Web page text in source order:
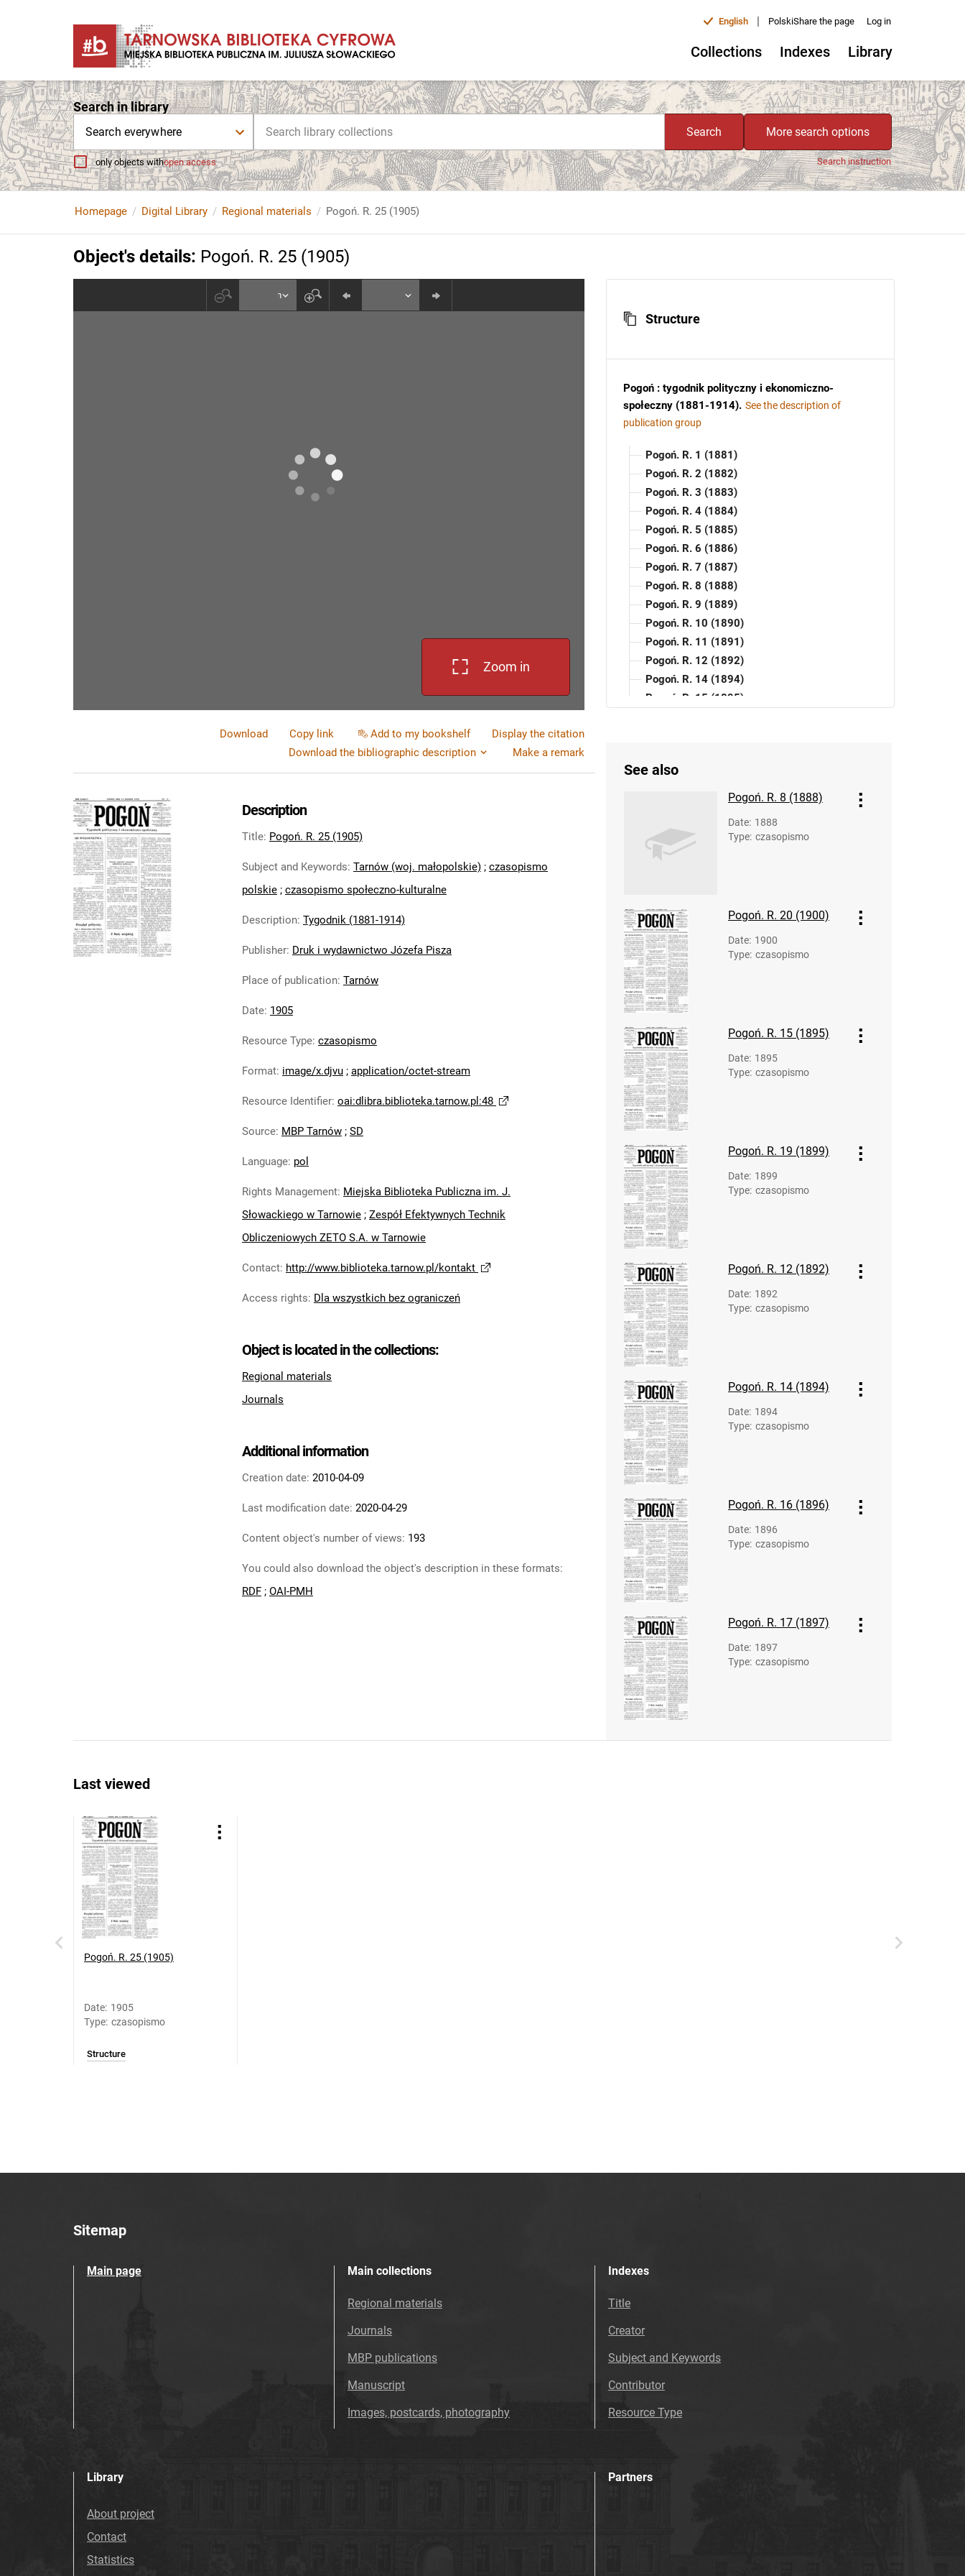
English | PolskiShare the page Log in
Collections Indexes Library
Search in library
Search everywhere Search More search options
only objects withopen access Search instruction
Homepage Digital Library Regional materials Pogoń. R. 25 (1905)
Object's details: Pogoń. R. 25 (1905)
Zoom in
Download Copy link Add to my bookshelf
Display the citation
Download the bibliographic description
Make a remark
Structure
Pogoń : tygodnik polityczny i ekonomiczno-
społeczny (1881-1914). See the description of
publication group
Pogoń. R. 1 (1881)
Pogoń. R. 2 (1882)
Pogoń. R. 3 (1883)
Pogoń. R. 4 (1884)
Pogoń. R. 5 (1885)
Pogoń. R. 6 (1886)
Pogoń. R. 7 (1887)
Pogoń. R. 8 (1888)
Pogoń. R. 9 (1889)
Pogoń. R. 10 (1890)
Pogoń. R. 11 (1891)
Pogoń. R. 12 (1892)
Pogoń. R. 14 (1894)
Pogoń. R. 15 (1895)
Pogoń. R. 19 (1899)
Pogoń. R. 20 (1900)
Pogoń. R. 22 (1902)
Pogoń. R. 23 (1903)
Pogoń. R. 27 (1907)
Pogoń. R. 28 (1908)
Pogoń. R. 29 (1909)
Pogoń. R. 30 (1910)
Pogoń. R. 31 (1911)
Pogoń. R. 32 (1912)
Pogoń. R. 33 (1913)
Pogoń. R. 34 (1914)
Description
Title: Pogoń. R. 25 (1905)
Subject and Keywords: Tarnów (woj. małopolskie) ; czasopismo
polskie ; czasopismo społeczno-kulturalne
Description: Tygodnik (1881-1914)
Publisher: Druk i wydawnictwo Józefa Pisza
Place of publication: Tarnów
Date: 1905
Resource Type: czasopismo
Format: image/x.djvu ; application/octet-stream
Resource Identifier: oai:dlibra.biblioteka.tarnow.pl:48
Source: MBP Tarnów ; SD
Language: pol
Rights Management: Miejska Biblioteka Publiczna im. J.
Słowackiego w Tarnowie ; Zespół Efektywnych Technik
Obliczeniowych ZETO S.A. w Tarnowie
Contact: http://www.biblioteka.tarnow.pl/kontakt
Access rights: Dla wszystkich bez ograniczeń
Object is located in the collections:
Regional materials
Journals
Additional information
Creation date: 2010-04-09
Last modification date: 2020-04-29
Content object's number of views: 193
You could also download the object's description in these formats:
RDF ; OAI-PMH
See also
Pogoń. R. 8 (1888)
Date: 1888
Type: czasopismo
Pogoń. R. 20 (1900)
Date: 1900
Type: czasopismo
Pogoń. R. 15 (1895)
Date: 1895
Type: czasopismo
Pogoń. R. 19 (1899)
Date: 1899
Type: czasopismo
Pogoń. R. 12 (1892)
Date: 1892
Type: czasopismo
Pogoń. R. 14 (1894)
Date: 1894
Type: czasopismo
Pogoń. R. 16 (1896)
Date: 1896
Type: czasopismo
Pogoń. R. 17 (1897)
Date: 1897
Type: czasopismo
Last viewed
Pogoń. R. 25 (1905)
Date: 1905
Type: czasopismo
Structure
Sitemap
Main page Main collections
Regional materials
Journals
MBP publications
Manuscript
Images, postcards, photography
Indexes
Title
Creator
Subject and Keywords
Contributor
Resource Type
Library
About project
Contact
Statistics
Partners